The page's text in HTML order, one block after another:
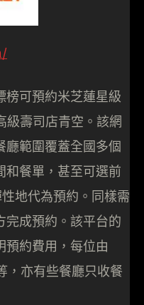
榜可預約米芝蓮星級
級壽司店青空。該網
廳範圍覆蓋全國多個
和餐單，甚至可選前
地代為預約。同樣需
完成預約。該平台的
預約費用，每位由
，亦有些餐廳只收餐